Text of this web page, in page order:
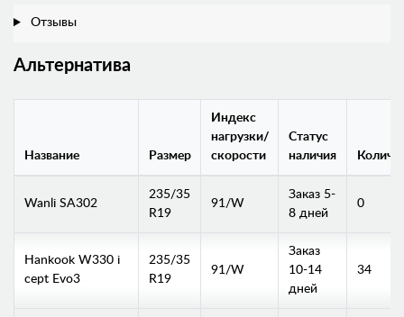
Отзывы
Альтернатива
Название Размер
Индекс
нагрузки/
скорости
Статус
наличия
Wanli SA302
235/35
R19
91/W
Заказ 5-
8 дней
0
Hankook W330 i
cept Evo3
235/35
R19
91/W
Заказ
10-14
дней
34